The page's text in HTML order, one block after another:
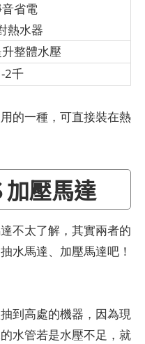
省電
熱水器
整體水壓
2千
的一種，可直接裝在熱
加壓馬達
不太了解，其實兩者的
水馬達、加壓馬達吧！
到高處的機器，因為現
水管若是水壓不足，就